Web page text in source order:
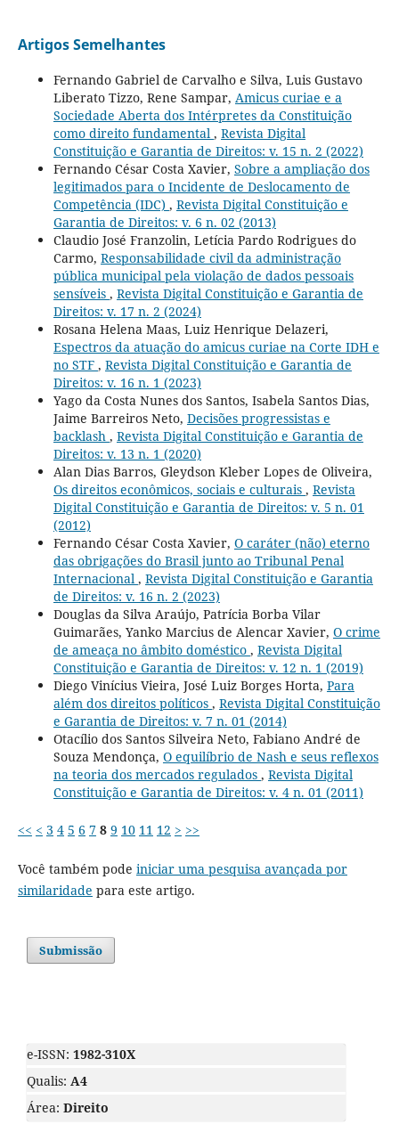
Artigos Semelhantes
Fernando Gabriel de Carvalho e Silva, Luis Gustavo
Liberato Tizzo, Rene Sampar, Amicus curiae e a
Sociedade Aberta dos Intérpretes da Constituição
como direito fundamental , Revista Digital
Constituição e Garantia de Direitos: v. 15 n. 2 (2022)
Fernando César Costa Xavier, Sobre a ampliação dos
legitimados para o Incidente de Deslocamento de
Competência (IDC) , Revista Digital Constituição e
Garantia de Direitos: v. 6 n. 02 (2013)
Claudio José Franzolin, Letícia Pardo Rodrigues do
Carmo, Responsabilidade civil da administração
pública municipal pela violação de dados pessoais
sensíveis , Revista Digital Constituição e Garantia de
Direitos: v. 17 n. 2 (2024)
Rosana Helena Maas, Luiz Henrique Delazeri,
Espectros da atuação do amicus curiae na Corte IDH e
no STF , Revista Digital Constituição e Garantia de
Direitos: v. 16 n. 1 (2023)
Yago da Costa Nunes dos Santos, Isabela Santos Dias,
Jaime Barreiros Neto, Decisões progressistas e
backlash , Revista Digital Constituição e Garantia de
Direitos: v. 13 n. 1 (2020)
Alan Dias Barros, Gleydson Kleber Lopes de Oliveira,
Os direitos econômicos, sociais e culturais , Revista
Digital Constituição e Garantia de Direitos: v. 5 n. 01
(2012)
Fernando César Costa Xavier, O caráter (não) eterno
das obrigações do Brasil junto ao Tribunal Penal
Internacional , Revista Digital Constituição e Garantia
de Direitos: v. 16 n. 2 (2023)
Douglas da Silva Araújo, Patrícia Borba Vilar
Guimarães, Yanko Marcius de Alencar Xavier, O crime
de ameaça no âmbito doméstico , Revista Digital
Constituição e Garantia de Direitos: v. 12 n. 1 (2019)
Diego Vinícius Vieira, José Luiz Borges Horta, Para
além dos direitos políticos , Revista Digital Constituição
e Garantia de Direitos: v. 7 n. 01 (2014)
Otacílio dos Santos Silveira Neto, Fabiano André de
Souza Mendonça, O equilíbrio de Nash e seus reflexos
na teoria dos mercados regulados , Revista Digital
Constituição e Garantia de Direitos: v. 4 n. 01 (2011)
<< < 3 4 5 6 7 8 9 10 11 12 > >>
Você também pode iniciar uma pesquisa avançada por
similaridade para este artigo.
Submissão
e-ISSN: 1982-310X
Qualis: A4
Área: Direito